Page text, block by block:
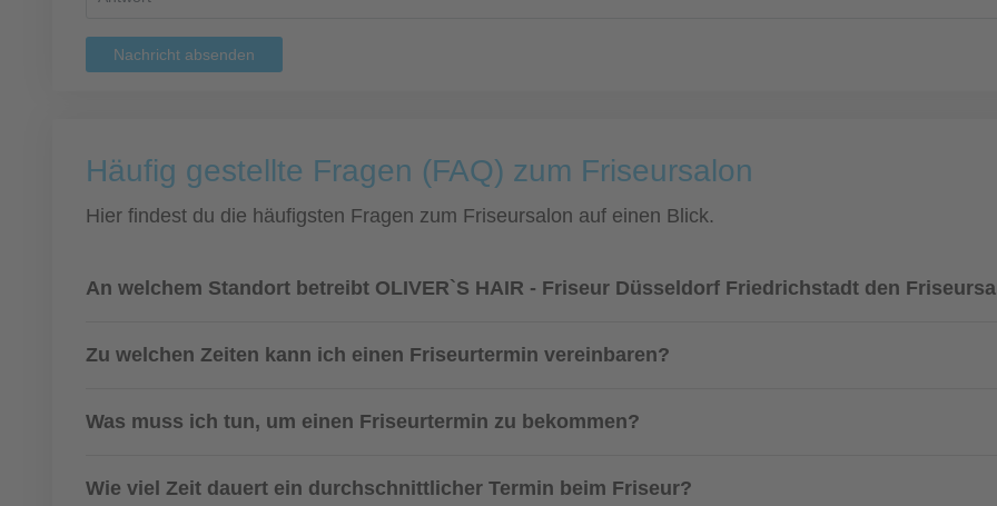
Nachricht absenden
Häufig gestellte Fragen (FAQ) zum Friseursalon
Hier findest du die häufigsten Fragen zum Friseursalon auf einen Blick.
An welchem Standort betreibt OLIVER`S HAIR - Friseur Düsseldorf Friedrichstadt den
Zu welchen Zeiten kann ich einen Friseurtermin vereinbaren?
Was muss ich tun, um einen Friseurtermin zu bekommen?
Wie viel Zeit dauert ein durchschnittlicher Termin beim Friseur?